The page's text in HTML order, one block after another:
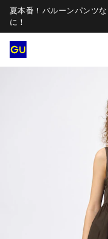
夏本番！バルーンパンツ
に！